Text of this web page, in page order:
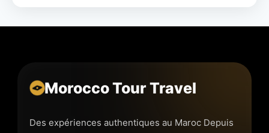
Morocco Tour Travel
Des expériences authentiques au Maroc Depuis